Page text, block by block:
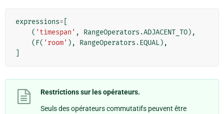
expressions=
( 'timespan' , RangeOperators .ADJACENT_TO),
( F( 'room' ), RangeOperators .EQUAL),
Restrictions sur les opérateurs.
Seuls des opérateurs commutatifs peuvent être